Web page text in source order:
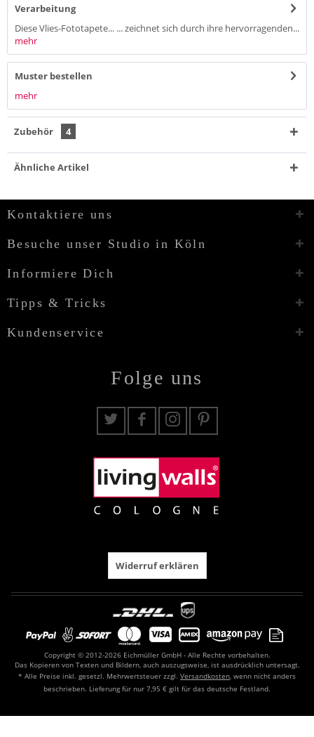
Verarbeitung
Diese Vlies-Fototapete... ... zeichnet sich durch ihre hervorragenden...
mehr
Muster bestellen
mehr
Zubehör 4
Ähnliche Artikel
Kontaktiere uns
Besuche unser Studio in Köln
Informiere Dich
Tipps & Tricks
Kundenservice
Folge uns
Widerruf erklären
Copyright © 2012-2026 Eichmüller GmbH - Alle Rechte vorbehalten.
Das Kopieren von Texten und Bildern, auch auszugsweise, ist ausdrücklich untersagt.
* Alle Preise inkl. gesetzl. Mehrwertsteuer zzgl. Versandkosten, wenn nicht anders
beschrieben. Lieferung für nur 7,95 € gilt für das deutsche Festland.